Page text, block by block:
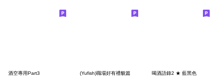
酒空專用Part3 (Yufish)職場好有禮貌篇 喝酒語錄2 ★ 藍黑色